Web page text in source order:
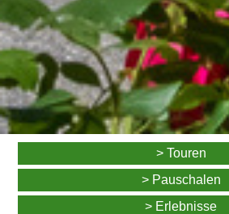
> Touren
> Pauschalen
> Erlebnisse